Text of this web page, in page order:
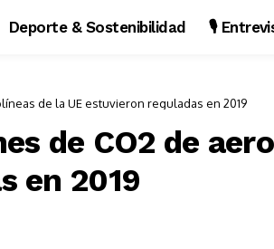
Deporte & Sostenibilidad 🎙️
de la UE estuvieron reguladas en 2019
de CO2 de
en 2019